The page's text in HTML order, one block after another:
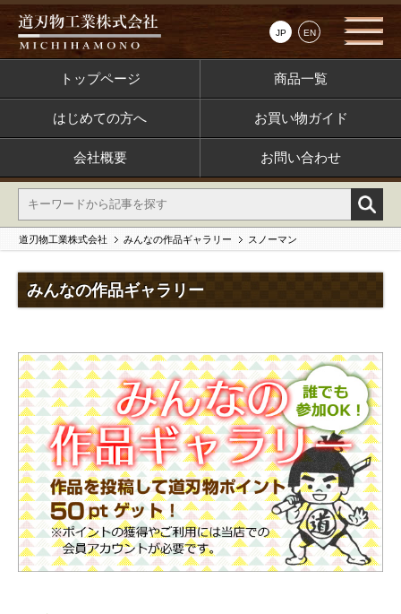
JP EN
トップページ 商品一覧
はじめての方へ お買い物ガイド
会社概要 お問い合わせ
道刃物工業株式会社 みんなの作品ギャラリー スノーマン
みんなの作品ギャラリー